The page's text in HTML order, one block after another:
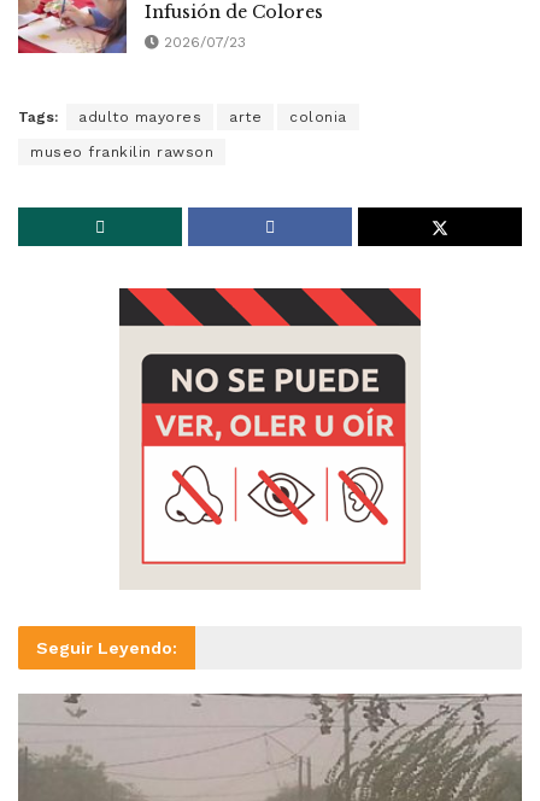
Infusión de Colores
2026/07/23
Tags: adulto mayores arte colonia
museo frankilin rawson
Seguir Leyendo: